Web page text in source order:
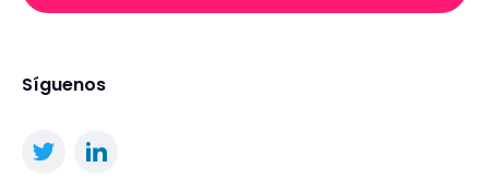
Síguenos